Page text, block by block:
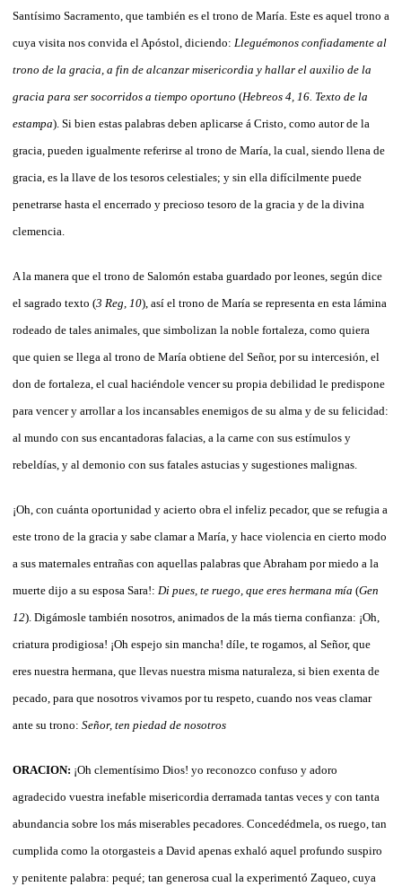
Santísimo Sacramento, que también es el trono de María. Este es aquel trono a
cuya visita nos convida el Apóstol, diciendo:  Lleguémonos confiadamente al
trono de la gracia, a fin de alcanzar misericordia y hallar el auxilio de la
gracia para ser socorridos a tiempo oportuno  (Hebreos 4, 16. Texto de la
estampa). Si bien estas palabras deben aplicarse á Cristo, como autor de la
gracia, pueden igualmente referirse al trono de María, la cual, siendo llena de
gracia, es la llave de los tesoros celestiales; y sin ella difícilmente puede
penetrarse hasta el encerrado y precioso tesoro de la gracia y de la divina
clemencia.
A la manera que el trono de Salomón estaba guardado por leones, según dice
el sagrado texto (3 Reg, 10), así el trono de María se representa en esta lámina
rodeado de tales animales, que simbolizan la noble fortaleza, como quiera
que quien se llega al trono de María obtiene del Señor, por su intercesión, el
don de fortaleza, el cual haciéndole vencer su propia debilidad le predispone
para vencer y arrollar a los incansables enemigos de su alma y de su felicidad:
al mundo con sus encantadoras falacias, a la carne con sus estímulos y
rebeldías, y al demonio con sus fatales astucias y sugestiones malignas.
¡Oh, con cuánta oportunidad y acierto obra el infeliz pecador, que se refugia a
este trono de la gracia y sabe clamar a María, y hace violencia en cierto modo
a sus maternales entrañas con aquellas palabras que Abraham por miedo a la
muerte dijo a su esposa Sara!:  Di pues, te ruego, que eres hermana mía  (Gen
12). Digámosle también nosotros, animados de la más tierna confianza: ¡Oh,
criatura prodigiosa! ¡Oh espejo sin mancha! díle, te rogamos, al Señor, que
eres nuestra hermana, que llevas nuestra misma naturaleza, si bien exenta de
pecado, para que nosotros vivamos por tu respeto, cuando nos veas clamar
ante su trono:  Señor, ten piedad de nosotros
ORACION: ¡Oh clementísimo Dios! yo reconozco confuso y adoro
agradecido vuestra inefable misericordia derramada tantas veces y con tanta
abundancia sobre los más miserables pecadores. Concedédmela, os ruego, tan
cumplida como la otorgasteis a David apenas exhaló aquel profundo suspiro
y penitente palabra: pequé; tan generosa cual la experimentó Zaqueo, cuya